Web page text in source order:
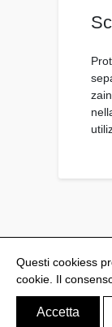
Questi cookiess
cookie. Il
Accetta